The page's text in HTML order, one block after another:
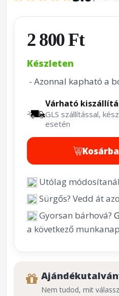
2 800 Ft
Készleten
- Azonnal kapható a
Várható
GLS szállítással,
esetén
Utólag
Sürgős? Vedd át
Gyorsan bárhová?
a következő
Nem tudod, mit